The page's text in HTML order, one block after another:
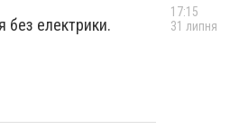
без електрики.
17:15
31 липня